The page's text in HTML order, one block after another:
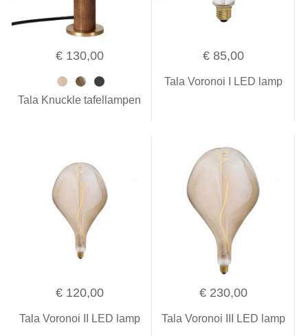
€ 130,00
Tala Knuckle tafellampen
€ 85,00
Tala Voronoi I LED lamp
€ 120,00
Tala Voronoi II LED lamp
€ 230,00
Tala Voronoi III LED lamp